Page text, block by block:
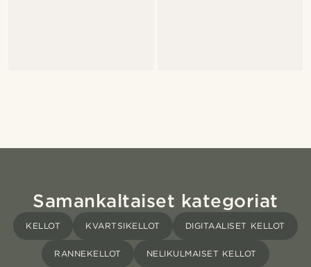
Samankaltaiset kategoriat
KELLOT KVARTSIKELLOT DIGITAALISET KELLOT
RANNEKELLOT NELIKULMAISET KELLOT